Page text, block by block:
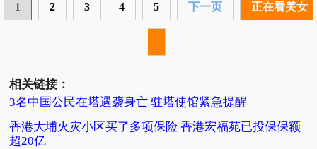
1 2 3 4 5 下一页 正在看美女
相关链接：
3名中国公民在塔遇袭身亡 驻塔使馆紧急提醒
香港大埔火灾小区买了多项保险 香港宏福苑已投保保额
超20亿